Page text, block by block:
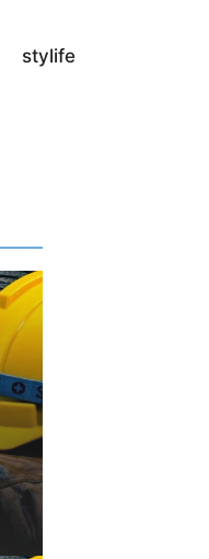
stylife